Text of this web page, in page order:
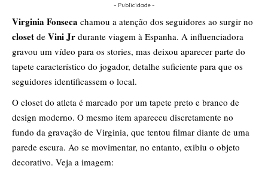
- Publicidade -
Virginia Fonseca chamou a atenção dos seguidores ao surgir no
closet de Vini Jr durante viagem à Espanha. A influenciadora
gravou um vídeo para os stories, mas deixou aparecer parte do
tapete característico do jogador, detalhe suficiente para que os
seguidores identificassem o local.
O closet do atleta é marcado por um tapete preto e branco de
design moderno. O mesmo item apareceu discretamente no
fundo da gravação de Virginia, que tentou filmar diante de uma
parede escura. Ao se movimentar, no entanto, exibiu o objeto
decorativo. Veja a imagem: